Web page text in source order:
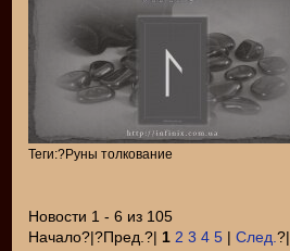
Теги:?Руны толкование
Новости 1 - 6 из 105
Начало?|?Пред.?| 1 2 3 4 5 |След.?|